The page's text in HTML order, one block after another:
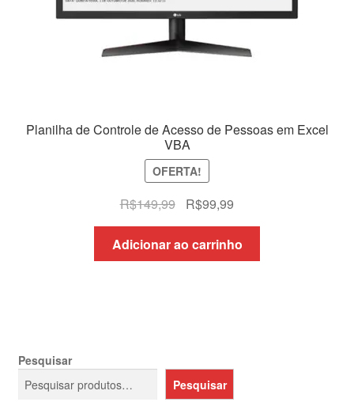
Planilha de Controle de Acesso de Pessoas em Excel
VBA
OFERTA!
R$149,99
O
preço
original
era:
R$99,99
preço
atual
é:
Adicionar ao carrinho
Pesquisar
Pesquisar